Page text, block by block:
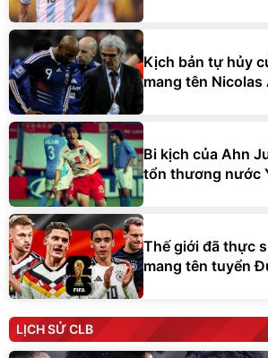
Kịch bản tự hủy
mang tên Nicolas
Bi kịch của Ahn
tổn thương nước
Thế giới đã thực
mang tên tuyển
LỊCH SỬ CLB